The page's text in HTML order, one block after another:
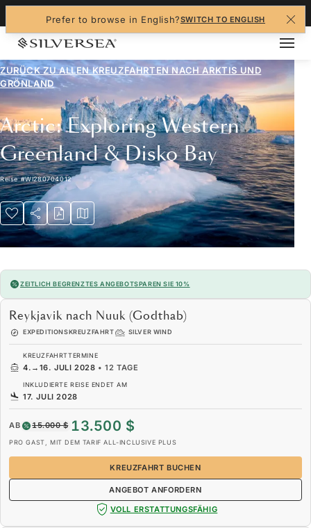
Prefer to browse in English?SWITCH TO ENGLISH
ZURÜCK ZU ALLENKREUZFAHRTEN NACH ARKTIS UND
GRÖNLAND
Arctic: Exploring Western
Greenland & Disko Bay
Reise#WI280704012
ZEITLICH BEGRENZTES ANGEBOTSPAREN SIE 10%
Reykjavik nach Nuuk (Godthab)
EXPEDITIONSKREUZFAHRT SILVER WIND
KREUZFAHRTTERMINE
4. → 16. JULI 2028 •12 TAGE
INKLUDIERTE REISE ENDET AM
17. JULI 2028
AB 15.000 $ 13.500 $
PRO GAST, MIT DEM TARIF ALL-INCLUSIVE PLUS
KREUZFAHRT BUCHEN
ANGEBOT ANFORDERN
VOLL ERSTATTUNGSFÄHIG